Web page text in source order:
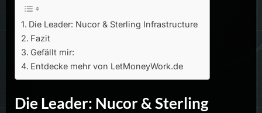
Die Leader: Nucor & Sterling Infrastructure
Fazit
Gefällt mir:
Entdecke mehr von LetMoneyWork.de
Die Leader: Nucor & Sterling